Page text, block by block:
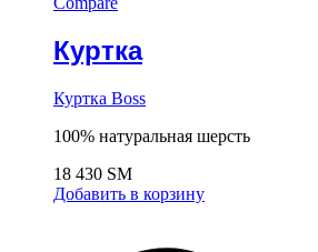
Куртка
Куртка Boss
100% натуральная шерсть
18 430 ЅМ
Добавить в корзину